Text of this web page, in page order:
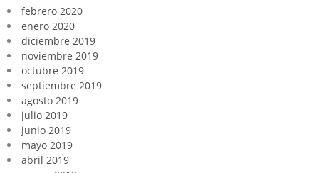
febrero 2020
enero 2020
diciembre 2019
noviembre 2019
octubre 2019
septiembre 2019
agosto 2019
julio 2019
junio 2019
mayo 2019
abril 2019